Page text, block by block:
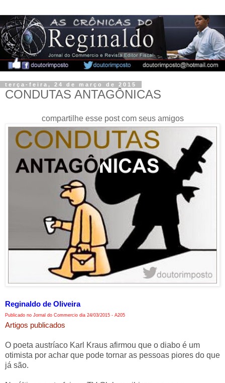
terça-feira, 24 de março de 2015
CONDUTAS ANTAGÔNICAS
compartilhe esse post com seus amigos
Reginaldo de Oliveira
Publicado no Jornal do Commercio dia 24/03/2015 - A205
Artigos publicados
O poeta austríaco Karl Kraus afirmou que o diabo é um
otimista por achar que pode tornar as pessoas piores do que
já são.